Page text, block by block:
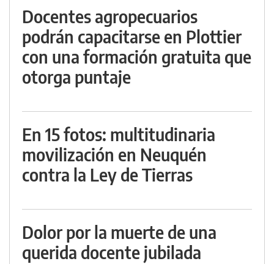
Docentes agropecuarios
podrán capacitarse en Plottier
con una formación gratuita que
otorga puntaje
En 15 fotos: multitudinaria
movilización en Neuquén
contra la Ley de Tierras
Dolor por la muerte de una
querida docente jubilada